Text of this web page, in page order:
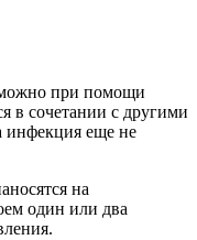
при помощи
в сочетании с другими
инфекция еще не
на
один или два